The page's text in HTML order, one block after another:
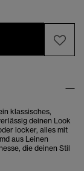
klassisches,
deinen Look
locker, alles mit
aus Leinen
die deinen Stil